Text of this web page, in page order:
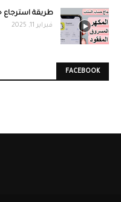
طريقة
فبراير 11, 2025
FACEBOOK